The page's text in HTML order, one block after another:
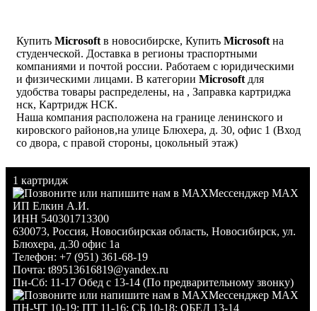
Купить Microsoft в новосибирске, Купить Microsoft на
студенческой. Доставка в регионы траспортными
компаниями и почтой россии. Работаем с юридическими
и физическими лицами. В категории Microsoft для
удобства товары распределены, на , Заправка картриджа
нск, Картридж НСК.
Наша компания расположена на границе ленинского и
кировского районов,на улице Блюхера, д. 30, офис 1 (Вход
со двора, с правой стороны, цокольный этаж)
1 картридж
Мессенджер MAX
ИП Елкин А.И.
ИНН 540301713300
630073, Россия, Новосибирская область, Новосибирск, ул.
Блюхера, д.30 офис 1а
Телефон: +7 (951) 361-68-19
Почта: t89513616819@yandex.ru
Пн-Сб: 11-17 Обед с 13-14 (По предварительному звонку)
Мессенджер MAX
ПН-ЧТ 10-19; ПТ 11-16; СБ 10-18; ОБЕД 13-14